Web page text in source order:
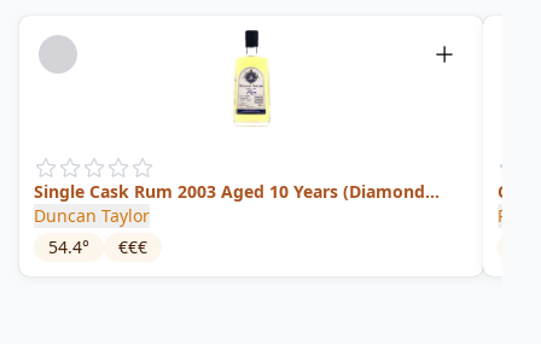
Single Cask Rum 2003 Aged 10 Years (Diamond
Distillery)
Duncan Taylor
54.4° €€€